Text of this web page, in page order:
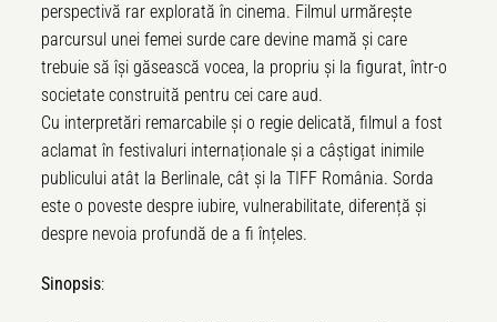
perspectivă rar explorată în cinema. Filmul urmărește
parcursul unei femei surde care devine mamă și care
trebuie să își găsească vocea, la propriu și la figurat, într-o
societate construită pentru cei care aud.
Cu interpretări remarcabile și o regie delicată, filmul a fost
aclamat în festivaluri internaționale și a câștigat inimile
publicului atât la Berlinale, cât și la TIFF România. Sorda
este o poveste despre iubire, vulnerabilitate, diferență și
despre nevoia profundă de a fi înțeles.
Sinopsis: